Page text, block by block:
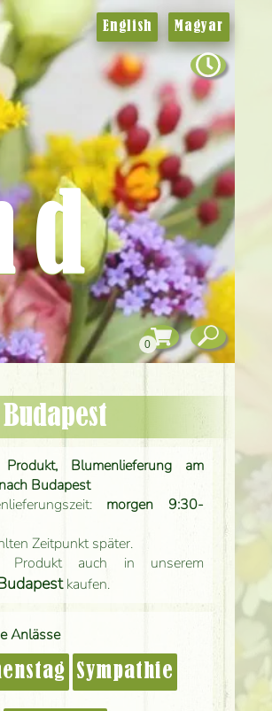
Produkt, Blumenlieferung am
Budapest
morgen 9:30-
Zeitpunkt später.
auch in unserem
kaufen.
Anlässe
Sympathie
English Magyar
0